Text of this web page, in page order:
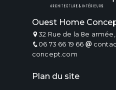
Ouest Home
32 Rue de la 8e armée,
06 73 66 19 66
concept.com
Plan du site